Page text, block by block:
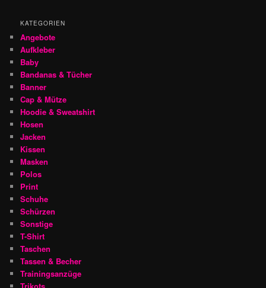
KATEGORIEN
Angebote
Aufkleber
Baby
Bandanas & Tücher
Banner
Cap & Mütze
Hoodie & Sweatshirt
Hosen
Jacken
Kissen
Masken
Polos
Print
Schuhe
Schürzen
Sonstige
T-Shirt
Taschen
Tassen & Becher
Trainingsanzüge